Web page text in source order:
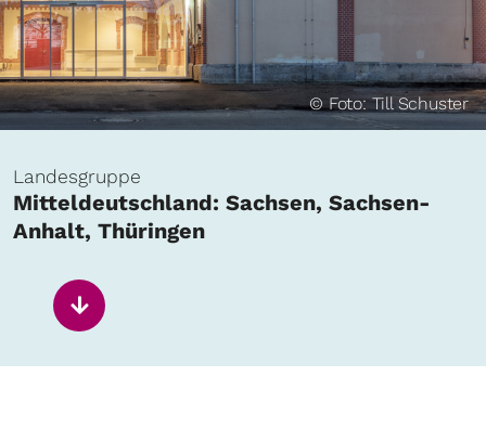
© Foto: Till Schuster
Landesgruppe
Mitteldeutschland: Sachsen, Sachsen-
Anhalt, Thüringen